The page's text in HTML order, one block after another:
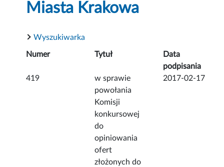
Miasta Krakowa
Wyszukiwarka
Numer Tytuł
Data
podpisania
419
w sprawie
powołania
Komisji
konkursowej
do
opiniowania
ofert
złożonych do
2017-02-17